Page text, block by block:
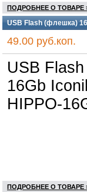
ПОДРОБНЕЕ О ТОВАРЕ
USB Flash (флешка)
49.00 руб.коп.
USB
16Gb
HIPPO-
ПОДРОБНЕЕ О ТОВАРЕ